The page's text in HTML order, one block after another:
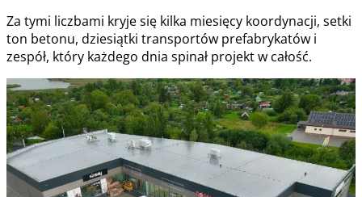
Za tymi liczbami kryje się kilka miesięcy koordynacji, setki
ton betonu, dziesiątki transportów prefabrykatów i
zespół, który każdego dnia spinał projekt w całość.